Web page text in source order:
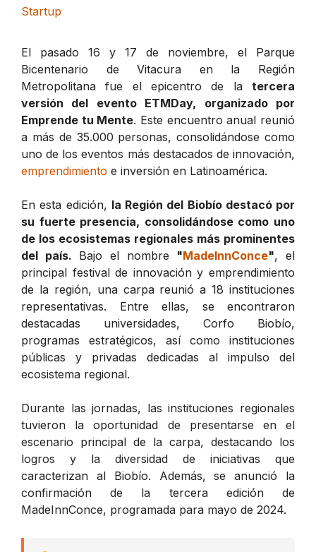
Startup
El pasado 16 y 17 de noviembre, el Parque
Bicentenario de Vitacura en la Región
Metropolitana fue el epicentro de la tercera
versión del evento ETMDay, organizado por
Emprende tu Mente. Este encuentro anual reunió
a más de 35.000 personas, consolidándose como
uno de los eventos más destacados de innovación,
emprendimiento e inversión en Latinoamérica.
En esta edición, la Región del Biobío destacó por
su fuerte presencia, consolidándose como uno
de los ecosistemas regionales más prominentes
del país. Bajo el nombre "MadeInnConce", el
principal festival de innovación y emprendimiento
de la región, una carpa reunió a 18 instituciones
representativas. Entre ellas, se encontraron
destacadas universidades, Corfo Biobío,
programas estratégicos, así como instituciones
públicas y privadas dedicadas al impulso del
ecosistema regional.
Durante las jornadas, las instituciones regionales
tuvieron la oportunidad de presentarse en el
escenario principal de la carpa, destacando los
logros y la diversidad de iniciativas que
caracterizan al Biobío. Además, se anunció la
confirmación de la tercera edición de
MadeInnConce, programada para mayo de 2024.